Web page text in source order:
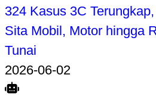
324 Kasus 3C
Sita Mobil, Motor hingga
Tunai
2026-06-02